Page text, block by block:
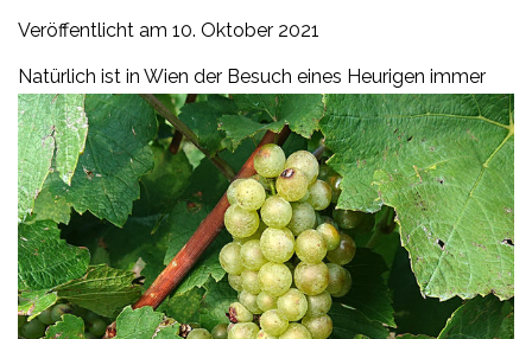
Veröffentlicht am 10. Oktober 2021
Natürlich ist in Wien der Besuch eines Heurigen immer